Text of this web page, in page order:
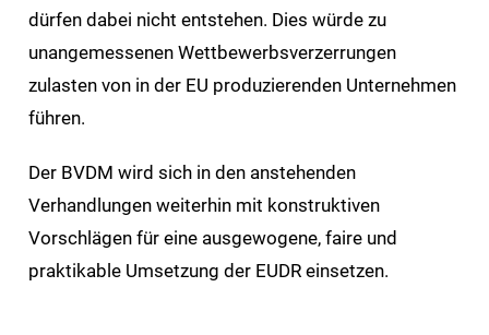
dürfen dabei nicht entstehen. Dies würde zu
unangemessenen Wettbewerbsverzerrungen
zulasten von in der EU produzierenden Unternehmen
führen.
Der BVDM wird sich in den anstehenden
Verhandlungen weiterhin mit konstruktiven
Vorschlägen für eine ausgewogene, faire und
praktikable Umsetzung der EUDR einsetzen.